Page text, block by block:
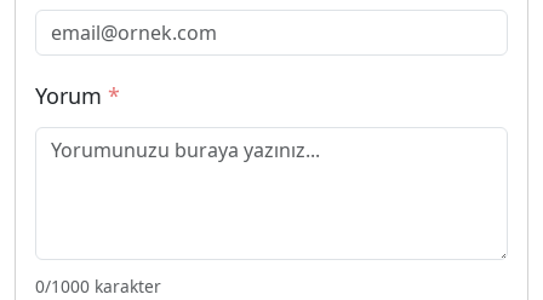
Yorum *
0/1000 karakter